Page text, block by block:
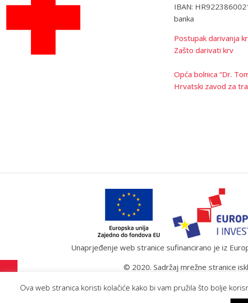
IBAN:
banka
Postupak darivanja
Zašto darivati krv
Opća bolnica “Dr.
Hrvatski zavod za
Unaprjeđenje web stranice sufinancirano je iz
© 2020. Sadržaj mrežne stranice
Ova web stranica koristi kolačiće kako bi vam pružila što bolje